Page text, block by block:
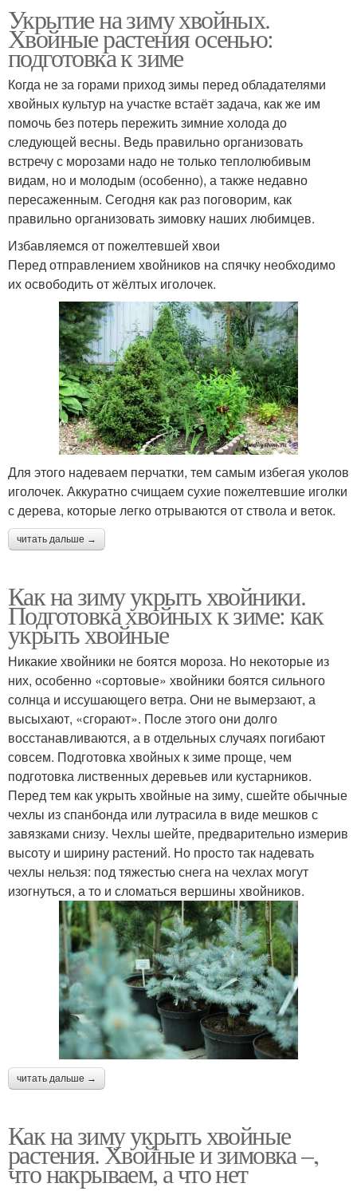
Укрытие на зиму хвойных.
Хвойные растения осенью:
подготовка к зиме
Когда не за горами приход зимы перед обладателями
хвойных культур на участке встаёт задача, как же им
помочь без потерь пережить зимние холода до
следующей весны. Ведь правильно организовать
встречу с морозами надо не только теплолюбивым
видам, но и молодым (особенно), а также недавно
пересаженным. Сегодня как раз поговорим, как
правильно организовать зимовку наших любимцев.
Избавляемся от пожелтевшей хвои
Перед отправлением хвойников на спячку необходимо
их освободить от жёлтых иголочек.
Для этого надеваем перчатки, тем самым избегая уколов
иголочек. Аккуратно счищаем сухие пожелтевшие иголки
с дерева, которые легко отрываются от ствола и веток.
читать дальше →
Как на зиму укрыть хвойники.
Подготовка хвойных к зиме: как
укрыть хвойные
Никакие хвойники не боятся мороза. Но некоторые из
них, особенно «сортовые» хвойники боятся сильного
солнца и иссушающего ветра. Они не вымерзают, а
высыхают, «сгорают». После этого они долго
восстанавливаются, а в отдельных случаях погибают
совсем. Подготовка хвойных к зиме проще, чем
подготовка лиственных деревьев или кустарников.
Перед тем как укрыть хвойные на зиму, сшейте обычные
чехлы из спанбонда или лутрасила в виде мешков с
завязками снизу. Чехлы шейте, предварительно измерив
высоту и ширину растений. Но просто так надевать
чехлы нельзя: под тяжестью снега на чехлах могут
изогнуться, а то и сломаться вершины хвойников.
читать дальше →
Как на зиму укрыть хвойные
растения. Хвойные и зимовка –,
что накрываем, а что нет